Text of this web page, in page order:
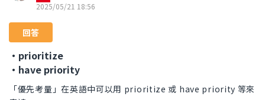
2025/05/21 18:56
回答
・prioritize
・have priority
「優先考量」在英語中可以用 prioritize 或 have priority 等來